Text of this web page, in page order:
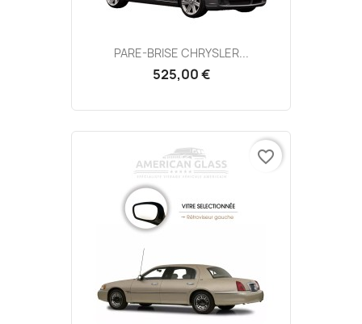
PARE-BRISE CHRYSLER...
525,00 €
favorite_border